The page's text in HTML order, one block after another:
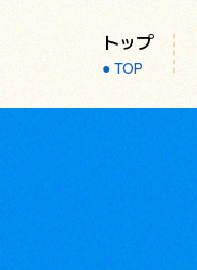
トップ
TOP